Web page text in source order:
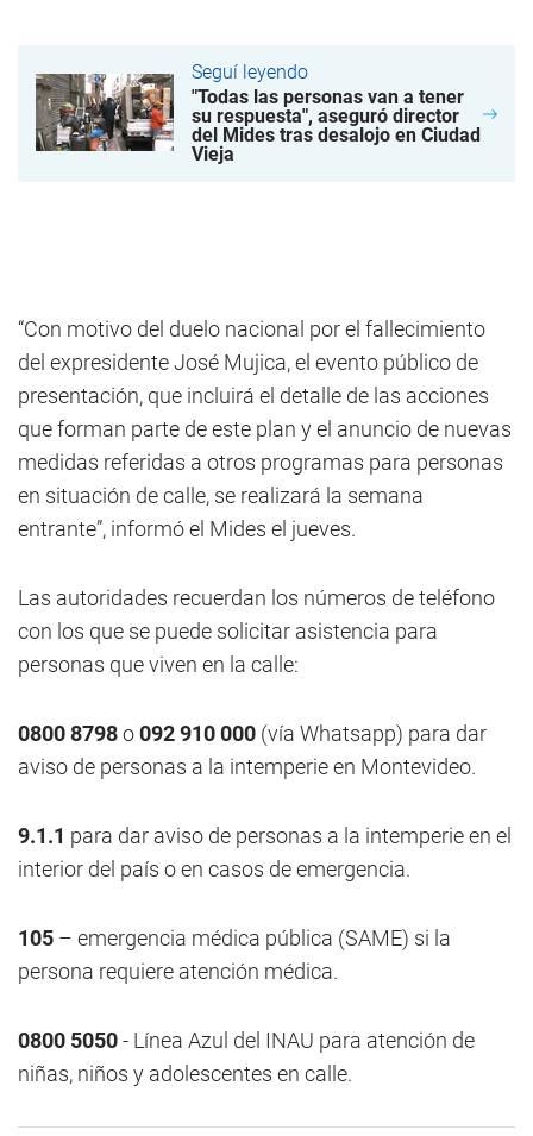
Seguí leyendo
"Todas las personas van a tener
su respuesta", aseguró director
del Mides tras desalojo en Ciudad
Vieja
“Con motivo del duelo nacional por el fallecimiento
del expresidente José Mujica, el evento público de
presentación, que incluirá el detalle de las acciones
que forman parte de este plan y el anuncio de nuevas
medidas referidas a otros programas para personas
en situación de calle, se realizará la semana
entrante”, informó el Mides el jueves.
Las autoridades recuerdan los números de teléfono
con los que se puede solicitar asistencia para
personas que viven en la calle:
0800 8798o092 910 000 (vía Whatsapp) para dar
aviso de personas a la intemperie en Montevideo.
9.1.1 para dar aviso de personas a la intemperie en el
interior del país o en casos de emergencia.
105 – emergencia médica pública (SAME) si la
persona requiere atención médica.
0800 5050- Línea Azul del INAU para atención de
niñas, niños y adolescentes en calle.